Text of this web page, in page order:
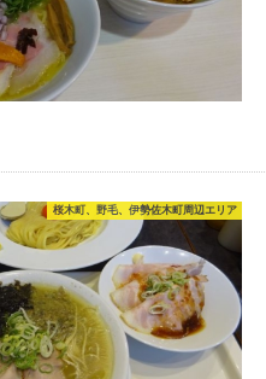
桜木町、野毛、伊勢佐木町周辺エリア